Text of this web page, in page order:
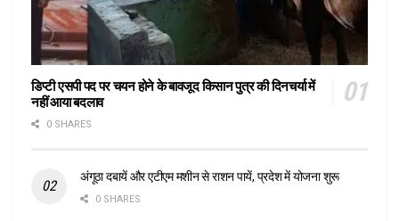
डिप्टी एसपी पद पर चयन होने के बावजूद किसान पुत्र की दिनचर्या में
नहीं आया बदलाव
0 SHARES
अंगूठा दबायें और एटीएम मशीन से राशन पायें, प्रदेश में योजना शुरू
0 SHARES